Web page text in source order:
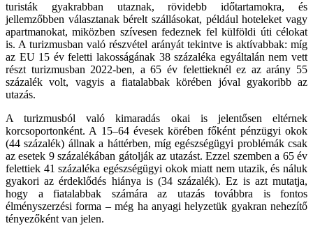
turisták gyakrabban utaznak, rövidebb időtartamokra, és
jellemzőbben választanak bérelt szállásokat, például hoteleket vagy
apartmanokat, miközben szívesen fedeznek fel külföldi úti célokat
is. A turizmusban való részvétel arányát tekintve is aktívabbak: míg
az EU 15 év feletti lakosságának 38 százaléka egyáltalán nem vett
részt turizmusban 2022-ben, a 65 év felettieknél ez az arány 55
százalék volt, vagyis a fiatalabbak körében jóval gyakoribb az
utazás.
A turizmusból való kimaradás okai is jelentősen eltérnek
korcsoportonként. A 15–64 évesek körében főként pénzügyi okok
(44 százalék) állnak a háttérben, míg egészségügyi problémák csak
az esetek 9 százalékában gátolják az utazást. Ezzel szemben a 65 év
felettiek 41 százaléka egészségügyi okok miatt nem utazik, és náluk
gyakori az érdeklődés hiánya is (34 százalék). Ez is azt mutatja,
hogy a fiatalabbak számára az utazás továbbra is fontos
élményszerzési forma – még ha anyagi helyzetük gyakran nehezítő
tényezőként van jelen.